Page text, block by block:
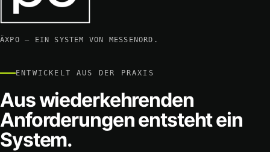
ÄXPO – EIN SYSTEM VON MESSENORD.
ENTWICKELT AUS DER PRAXIS
Aus wiederkehrenden
Anforderungen entsteht ein
System.